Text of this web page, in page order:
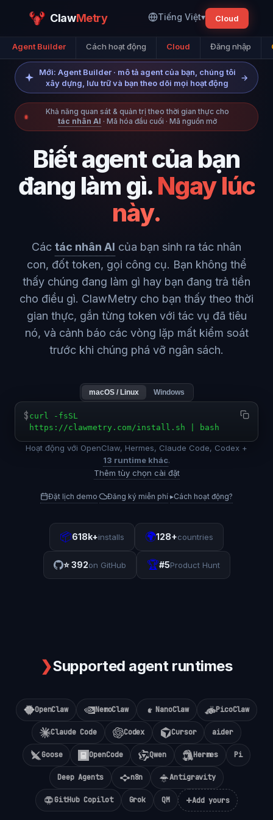
ClawMetry Tiếng Việt▾ Cloud
Agent Builder Cách hoạt động Cloud Đăng nhập
Mới: Agent Builder · mô tả agent của bạn, chúng tôi
xây dựng, lưu trữ và bạn theo dõi mọi hoạt động
→
Khả năng quan sát & quản trị theo thời gian thực cho
tác nhân AI · Mã hóa đầu cuối · Mã nguồn mở
Biết agent của bạn
đang làm gì. Ngay lúc
này.
Các tác nhân AI của bạn sinh ra tác nhân
con, đốt token, gọi công cụ. Bạn không thể
thấy chúng đang làm gì hay bạn đang trả tiền
cho điều gì. ClawMetry cho bạn thấy theo thời
gian thực, gắn từng token với tác vụ đã tiêu
nó, và cảnh báo các vòng lặp mất kiểm soát
trước khi chúng phá vỡ ngân sách.
macOS / Linux Windows
$ curl -fsSL
https://clawmetry.com/install.sh | bash
Hoạt động với OpenClaw, Hermes, Claude Code, Codex +
13 runtime khác.
Thêm tùy chọn cài đặt
Đặt lịch demo· Đăng ký miễn phí·▸Cách hoạt động?
📦618k+installs 🌍128+countries
⭐392on GitHub 🏆#5Product Hunt
❯Supported agent runtimes
OpenClaw NemoClaw NanoClaw PicoClaw
Claude Code Codex Cursor aider
Goose OpenCode Qwen Hermes Pi
Deep Agents n8n Antigravity
GitHub Copilot Grok QM +Add yours